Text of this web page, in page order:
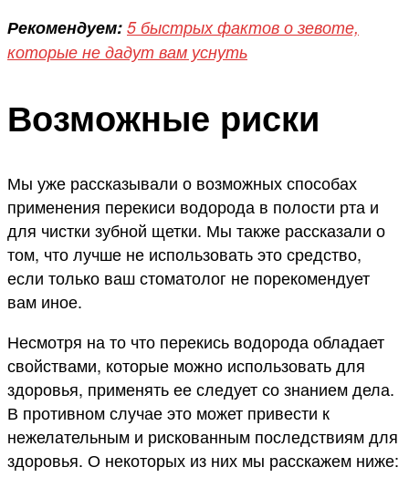
Рекомендуем: 5 быстрых фактов о зевоте,
которые не дадут вам уснуть
Возможные риски
Мы уже рассказывали о возможных способах
применения перекиси водорода в полости рта и
для чистки зубной щетки. Мы также рассказали о
том, что лучше не использовать это средство,
если только ваш стоматолог не порекомендует
вам иное.
Несмотря на то что перекись водорода обладает
свойствами, которые можно использовать для
здоровья, применять ее следует со знанием дела.
В противном случае это может привести к
нежелательным и рискованным последствиям для
здоровья. О некоторых из них мы расскажем ниже: